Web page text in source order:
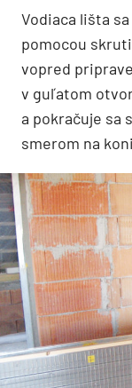
Vodiaca lišta
pomocou
vopred
v guľatom
a pokračuje sa
smerom na